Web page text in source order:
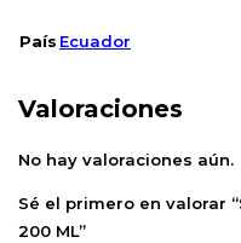
País Ecuador
Valoraciones
No hay valoraciones aún.
Sé el primero en valorar
200 ML”